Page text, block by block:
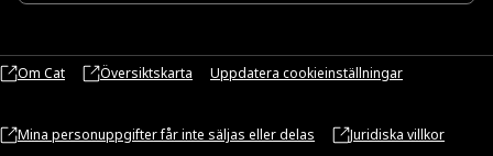
Om Cat Översiktskarta Uppdatera cookieinställningar
Mina personuppgifter får inte säljas eller delas Juridiska villkor